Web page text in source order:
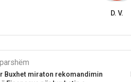
D. V.
Buxhet miraton rekomandimin